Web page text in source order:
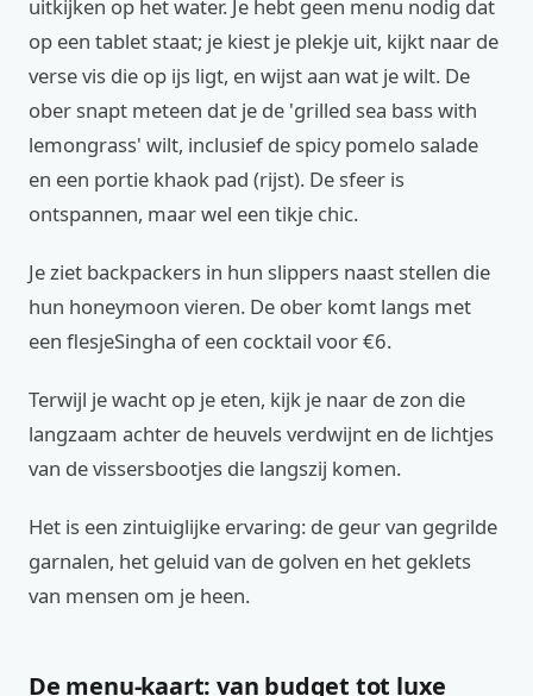
uitkijken op het water. Je hebt geen menu nodig dat
op een tablet staat; je kiest je plekje uit, kijkt naar de
verse vis die op ijs ligt, en wijst aan wat je wilt. De
ober snapt meteen dat je de 'grilled sea bass with
lemongrass' wilt, inclusief de spicy pomelo salade
en een portie khaok pad (rijst). De sfeer is
ontspannen, maar wel een tikje chic.
Je ziet backpackers in hun slippers naast stellen die
hun honeymoon vieren. De ober komt langs met
een flesjeSingha of een cocktail voor €6.
Terwijl je wacht op je eten, kijk je naar de zon die
langzaam achter de heuvels verdwijnt en de lichtjes
van de vissersbootjes die langszij komen.
Het is een zintuiglijke ervaring: de geur van gegrilde
garnalen, het geluid van de golven en het geklets
van mensen om je heen.
De menu-kaart: van budget tot luxe